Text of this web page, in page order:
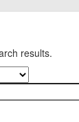
results.